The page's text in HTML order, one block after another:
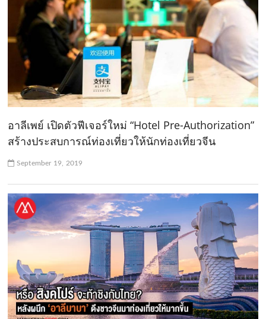
อาลีเพย์ เปิดตัวฟีเจอร์ใหม่ “Hotel Pre-Authorization”
สร้างประสบการณ์ท่องเที่ยวให้นักท่องเที่ยวจีน
September 19, 2019